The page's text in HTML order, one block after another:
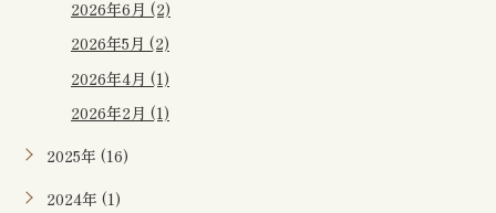
2026年6月 (2)
2026年5月 (2)
2026年4月 (1)
2026年2月 (1)
2025年 (16)
2024年 (1)